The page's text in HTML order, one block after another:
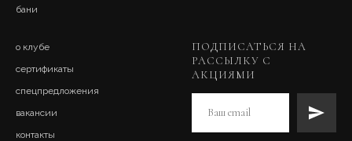
бани
о клубе
сертификаты
спецпредложения
вакансии
контакты
ПОДПИСАТЬСЯ НА
РАССЫЛКУ С
АКЦИЯМИ